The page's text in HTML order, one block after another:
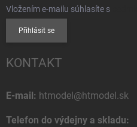
Vložením e-mailu súhlasíte s
Přihlásit se
KONTAKT
E-mail: htmodel@htmodel.sk
Telefon do výdejny a skladu: